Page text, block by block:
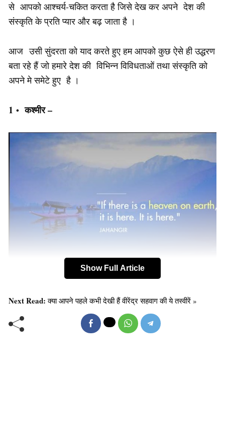
से आपको आश्चर्य-चकित करता है जिसे देख कर अपने देश की
संस्कृति के प्रति प्यार और बढ़ जाता है ।
आज उसी सुंदरता को याद करते हुए हम आपको कुछ ऐसे ही उद्धरण
बता रहे हैं जो हमारे देश की विभिन्न विविधताओं तथा संस्कृति को
अपने मे समेटे हुए है ।
1 ॰ कश्मीर –
2 . दिल्ली –
Show Full Article
Next Read:क्या आपने पहले कभी देखी हैं वीरेंद्र सहवाग की ये तस्वीरें »